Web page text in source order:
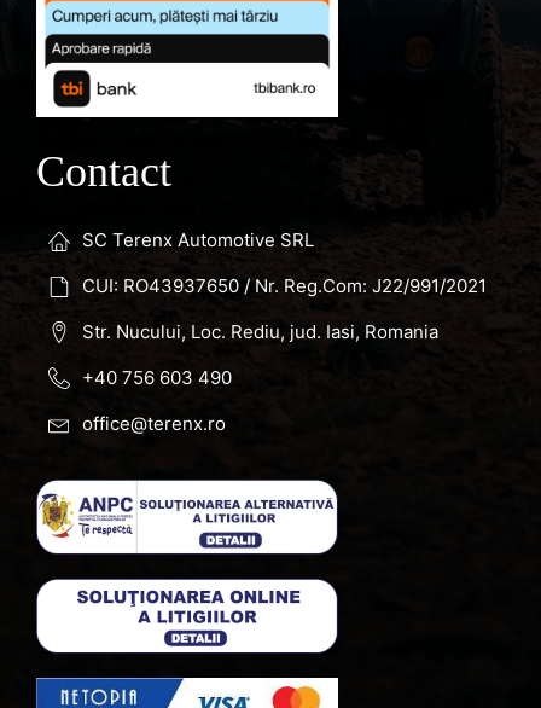
Contact
SC Terenx Automotive SRL
CUI: RO43937650 / Nr. Reg.Com: J22/991/2021
Str. Nucului, Loc. Rediu, jud. Iasi, Romania
+40 756 603 490
office@terenx.ro